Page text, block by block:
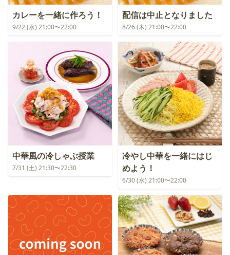
カレーを一緒に作ろう！
9/22 (水) 21:00〜22:00
配信は中止となりました
8/26 (木) 21:00〜22:00
中華風の冷しゃぶ授業
7/31 (土) 21:30〜22:30
冷やし中華を一緒にはじ
めよう！
6/30 (水) 21:00〜22:00